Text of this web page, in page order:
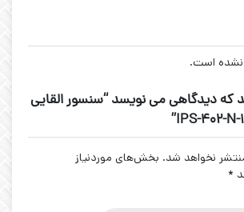
نشده است.
که دیدگاهی می نویسد “سنسور القایی
نخواهد شد. بخش‌های موردنیاز
*